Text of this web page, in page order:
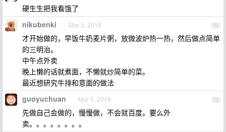
硬生生把我看饿了
75
nikubenki Mar 5, 2018
才开始做的，早饭牛奶麦片粥，放微波炉热一热，然后做点简单
的三明治。
中午点外卖
晚上懒的话就煮面，不懒就炒简单的菜。
最近想研究牛排和意面的做法
76
guoyuchuan Mar 5, 2018
先做自己会做的，慢慢做，不会就百度。要么外
卖。。。。。。。。